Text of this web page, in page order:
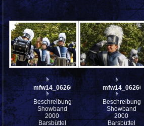
mfw14_062664
Beschreibung:
Showband
2000
Barsbüttel
mfw14_062662
Beschreibung:
Showband
2000
Barsbüttel